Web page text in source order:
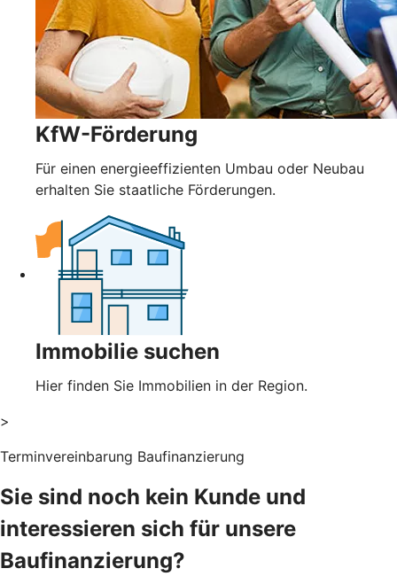
KfW-Förderung
Für einen energieeffizienten Umbau oder Neubau
erhalten Sie staatliche Förderungen.
Immobilie suchen
Hier finden Sie Immobilien in der Region.
>
Terminvereinbarung Baufinanzierung
Sie sind noch kein Kunde und
interessieren sich für unsere
Baufinanzierung?